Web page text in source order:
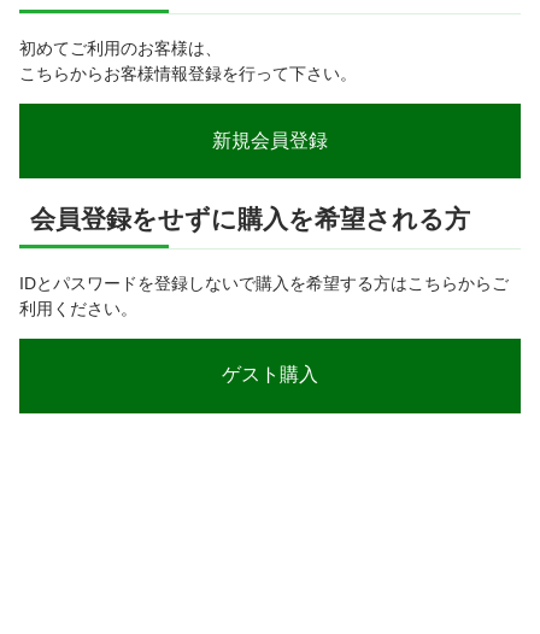
初めてご利用のお客様は、
こちらからお客様情報登録を行って下さい。
会員登録をせずに購入を希望される方
IDとパスワードを登録しないで購入を希望する方はこちらからご
利用ください。